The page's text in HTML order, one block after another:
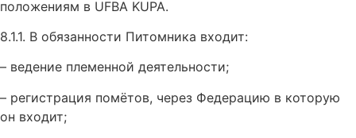
положениям в UFBA KUPA.
8.1.1. В обязанности Питомника входит:
– ведение племенной деятельности;
– регистрация помётов, через Федерацию в которую
он входит;